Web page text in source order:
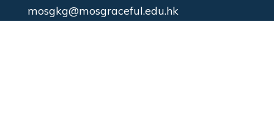
mosgkg@mosgraceful.edu.hk